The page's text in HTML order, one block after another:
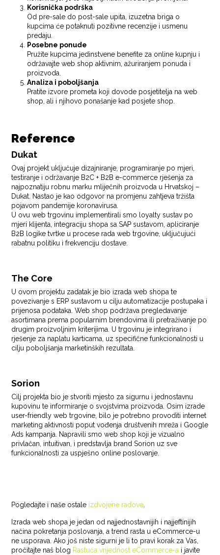
Korisnička podrška
Od pre-sale do post-sale upita, izuzetna briga o
kupcima će potaknuti pozitivne recenzije i usmenu
predaju.
Posebne ponude
Pružite kupcima jedinstvene benefite za online kupnju i
održavajte web shop aktivnim, ažuriranjem ponuda i
proizvoda.
Analiza i poboljšanja
Pratite izvore prometa koji dovode posjetitelja na web
shop, ali i njihovo ponašanje kad posjete shop.
Reference
Dukat
Ovaj projekt uključuje dizajniranje, programiranje po mjeri,
testiranje i održavanje B2C + B2B e-commerce rješenja za
najpoznatiju robnu marku mliječnih proizvoda u Hrvatskoj –
Dukat. Nastao je kao odgovor na promjenu zahtjeva tržišta
pojavom pandemije koronavirusa.
U ovu web trgovinu implementirali smo loyalty sustav po
mjeri klijenta, integraciju shopa sa SAP sustavom, apliciranje
B2B logike tvrtke u procese rada web trgovine, uključujući
rabatnu politiku i frekvenciju dostave.
The Core
U ovom projektu zadatak je bio izrada web shopa te
povezivanje s ERP sustavom u cilju automatizacije postupaka i
prijenosa podataka. Web shop podržava pregledavanje
asortimana prema popularnim brendovima ili pretraživanje po
drugim proizvoljnim kriterijima. U trgovinu je integrirano i
rješenje za naplatu karticama, uz specifične funkcionalnosti u
cilju poboljšanja marketinških rezultata.
Sorion
Cilj projekta bio je stvoriti mjesto za sigurnu i jednostavnu
kupovinu te informiranje o svojstvima proizvoda. Osim izrade
user-friendly web trgovine, bilo je potrebno provoditi internet
marketing aktivnosti poput vođenja društvenih mreža i Google
Ads kampanja. Napravili smo web shop koji je vizualno
privlačan, intuitivan, i predstavlja brand Sorion uz sve
funkcionalnosti za uspješno online poslovanje.
Pogledajte i naše ostale izdvojene radove
Izrada web shopa je jedan od najjednostavnijih i najjeftinijih
načina pokretanja poslovanja, a trend rasta u eCommerce-u
ne usporava. Ako još niste sigurni je li to pravi korak za Vas,
pročitajte naš blog Rastuća vrijednost eCommerce-a i javite